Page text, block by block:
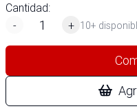
Cantidad:
-
+ 10+